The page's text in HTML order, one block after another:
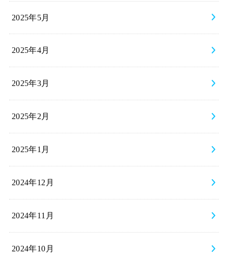
2025年5月
2025年4月
2025年3月
2025年2月
2025年1月
2024年12月
2024年11月
2024年10月